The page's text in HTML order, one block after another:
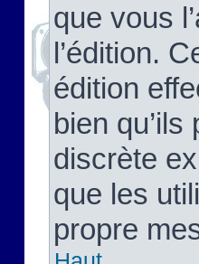
que vous
l’édition.
édition
bien
discrète
que les
propre